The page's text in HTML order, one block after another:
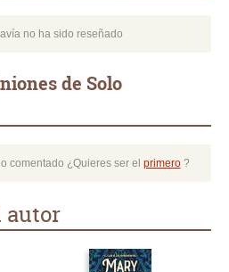
no ha sido reseñado
de Solo
comentado ¿Quieres ser el primero?
autor